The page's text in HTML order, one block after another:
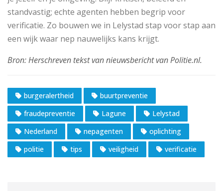
standvastig; echte agenten hebben begrip voor
verificatie. Zo bouwen we in Lelystad stap voor stap aan
een wijk waar nep nauwelijks kans krijgt.
burgeralertheid
buurtpreventie
fraudepreventie
Lagune
Lelystad
Nederland
nepagenten
oplichting
politie
tips veiligheid verificatie